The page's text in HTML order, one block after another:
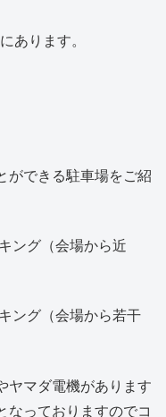
あります。
ができる駐車場をご紹
ング（会場から近
ング（会場から若干
ヤマダ電機があります
なっておりますのでコ